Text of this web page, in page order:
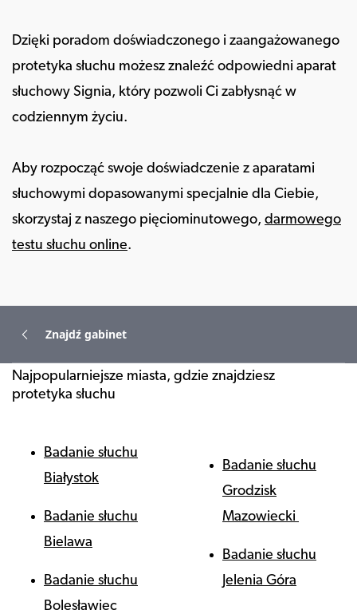
Dzięki poradom doświadczonego i zaangażowanego
protetyka słuchu możesz znaleźć odpowiedni aparat
słuchowy Signia, który pozwoli Ci zabłysnąć w
codziennym życiu.
Aby rozpocząć swoje doświadczenie z aparatami
słuchowymi dopasowanymi specjalnie dla Ciebie,
skorzystaj z naszego pięciominutowego, darmowego
testu słuchu online.
Znajdź gabinet
Najpopularniejsze miasta, gdzie znajdziesz
protetyka słuchu
Badanie słuchu
Białystok
Badanie słuchu
Bielawa
Badanie słuchu
Bolesławiec
Badanie słuchu
Grodzisk
Mazowiecki
Badanie słuchu
Jelenia Góra